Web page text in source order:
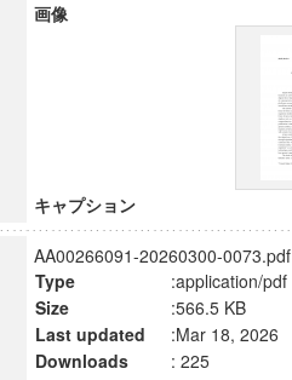
画像
キャプション
AA00266091-20260300-0073.pdf
Type
:application/pdf
Size
:566.5 KB
Last updated
:Mar 18, 2026
Downloads
: 225